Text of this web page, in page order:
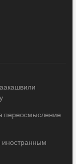
переосмысление
иностранным